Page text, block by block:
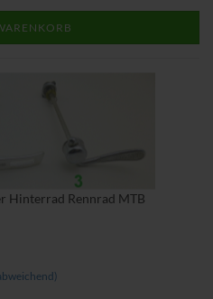
Hinterrad Rennrad MTB